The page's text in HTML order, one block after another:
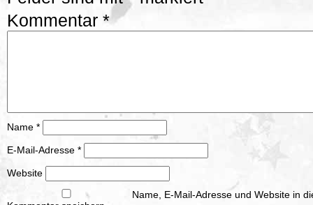
Kommentar *
Name *
E-Mail-Adresse *
Website
Name, E-Mail-Adresse und Website in